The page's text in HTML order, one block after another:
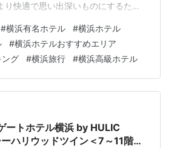
り快適で思い出深いものにするため
ご紹介しますので、ぜひ次の横浜旅
考にしてください。 確実な価格保
安心予約 Agodaは最低価格保障制
宿を予約できるようサポートしま
の準備をする際に、多くの方々が
値で宿泊施設を予…
#横浜有名ホテル #横浜ホテル
#横浜ホテルおすすめエリア
グ #横浜旅行 #横浜高級ホテル
ートホテル横浜 by HULIC
ハリウッドツイン＜7～11階＞